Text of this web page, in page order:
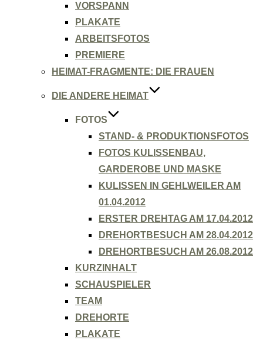
VORSPANN
PLAKATE
ARBEITSFOTOS
PREMIERE
HEIMAT-FRAGMENTE: DIE FRAUEN
DIE ANDERE HEIMAT
FOTOS
STAND- & PRODUKTIONSFOTOS
FOTOS KULISSENBAU,
GARDEROBE UND MASKE
KULISSEN IN GEHLWEILER AM
01.04.2012
ERSTER DREHTAG AM 17.04.2012
DREHORTBESUCH AM 28.04.2012
DREHORTBESUCH AM 26.08.2012
KURZINHALT
SCHAUSPIELER
TEAM
DREHORTE
PLAKATE